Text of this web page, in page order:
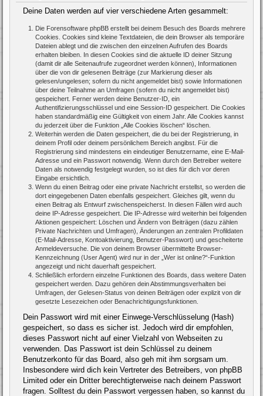
Deine Daten werden auf vier verschiedene Arten gesammelt:
Die Forensoftware phpBB erstellt bei deinem Besuch des Boards mehrere
Cookies. Cookies sind kleine Textdateien, die dein Browser als temporäre
Dateien ablegt und die zwischen den einzelnen Aufrufen des Boards
erhalten bleiben. In diesen Cookies sind die aktuelle ID deiner Sitzung
(damit dir alle Seitenaufrufe zugeordnet werden können), Informationen
über die von dir gelesenen Beiträge (zur Markierung dieser als
gelesen/ungelesen; sofern du nicht angemeldet bist) sowie Informationen
über deine Teilnahme an Umfragen (sofern du nicht angemeldet bist)
gespeichert. Ferner werden deine Benutzer-ID, ein
Authentifizierungsschlüssel und eine Session-ID gespeichert. Die Cookies
haben standardmäßig eine Gültigkeit von einem Jahr. Alle Cookies kannst
du jederzeit über die Funktion „Alle Cookies löschen“ löschen.
Weiterhin werden die Daten gespeichert, die du bei der Registrierung, in
deinem Profil oder deinem persönlichem Bereich angibst. Für die
Registrierung sind mindestens ein eindeutiger Benutzername, eine E-Mail-
Adresse und ein Passwort notwendig. Wenn durch den Betreiber weitere
Daten als notwendig festgelegt wurden, so ist dies für dich vor deren
Eingabe ersichtlich.
Wenn du einen Beitrag oder eine private Nachricht erstellst, so werden die
dort eingegebenen Daten ebenfalls gespeichert. Gleiches gilt, wenn du
einen Beitrag als Entwurf zwischenspeicherst. In diesen Fällen wird auch
deine IP-Adresse gespeichert. Die IP-Adresse wird weiterhin bei folgenden
Aktionen gespeichert: Löschen und Ändern von Beiträgen (dazu zählen
Private Nachrichten und Umfragen), Änderungen an zentralen Profildaten
(E-Mail-Adresse, Kontoaktivierung, Benutzer-Passwort) und gescheiterte
Anmeldeversuche. Die von deinem Browser übermittelte Browser-
Kennzeichnung (User Agent) wird nur in der „Wer ist online?“-Funktion
angezeigt und nicht dauerhaft gespeichert.
Schließlich erfordern einzelne Funktionen des Boards, dass weitere Daten
gespeichert werden. Dazu gehören dein Abstimmungsverhalten bei
Umfragen, der Gelesen-Status von deinen Beiträgen oder explizit von dir
gesetzte Lesezeichen oder Benachrichtigungsfunktionen.
Dein Passwort wird mit einer Einwege-Verschlüsselung (Hash)
gespeichert, so dass es sicher ist. Jedoch wird dir empfohlen,
dieses Passwort nicht auf einer Vielzahl von Webseiten zu
verwenden. Das Passwort ist dein Schlüssel zu deinem
Benutzerkonto für das Board, also geh mit ihm sorgsam um.
Insbesondere wird dich kein Vertreter des Betreibers, von phpBB
Limited oder ein Dritter berechtigterweise nach deinem Passwort
fragen. Solltest du dein Passwort vergessen haben, so kannst du